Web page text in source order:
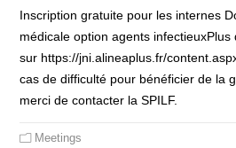
Inscription gratuite pour les internes
médicale option agents infectieuxPlus
sur https://jni.alineaplus.fr/
cas de difficulté pour bénéficier de la
merci de contacter la SPILF.
Meetings